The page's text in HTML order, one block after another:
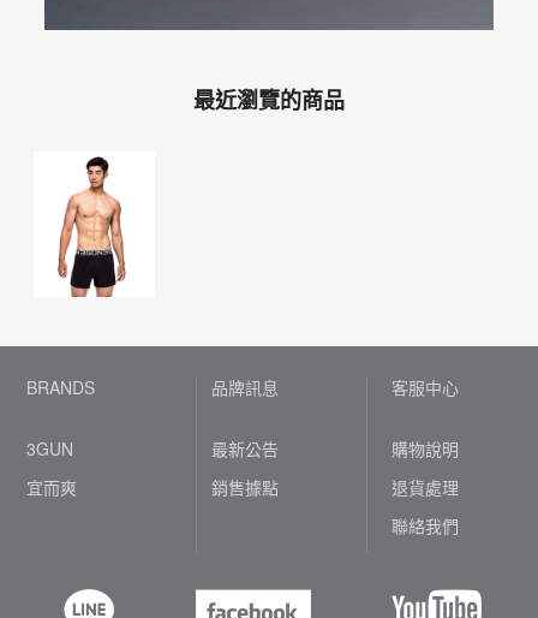
最近瀏覽的商品
BRANDS
3GUN
宜而爽
品牌訊息
最新公告
銷售據點
客服中心
購物說明
退貨處理
聯絡我們